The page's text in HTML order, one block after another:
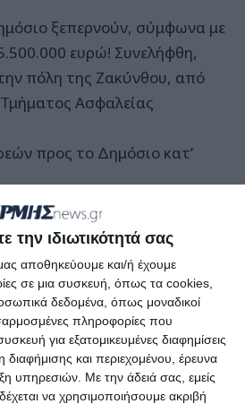
την ιδιωτικότητά σας
αποθηκεύουμε και/ή έχουμε
σε μια συσκευή, όπως τα cookies,
δεδομένα, όπως μοναδικοί
πληροφορίες που
για εξατομικευμένες διαφημίσεις
διαφήμισης και περιεχομένου, έρευνα
υπηρεσιών. Με την άδειά σας, εμείς
να χρησιμοποιήσουμε ακριβή
ξεπερνούν, σύμφωνα με
ευρώ! Συνελήφθη,
πόλη της Ζακύνθου, από
Ασφαλείας
προς το Δημόσιο κατ’
εκκρεμούσε απόφαση του
Εγκλήματος για οφειλές
το έτος 1997 έως σήμερα
των 5.940.076,16 ευρώ.
σήμερα στον Εισαγγελέα